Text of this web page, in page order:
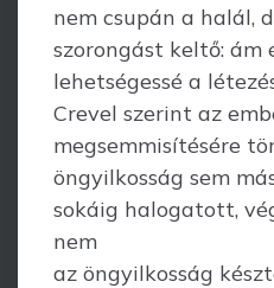
nem csupán a halál,
szorongást keltő: ám
lehetségessé a
Crevel szerint az
megsemmisítésére
öngyilkosság sem
sokáig halogatott,
nem
az öngyilkosság